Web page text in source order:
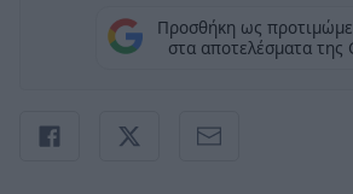
Προσθήκη ως
στα αποτελέσματα της